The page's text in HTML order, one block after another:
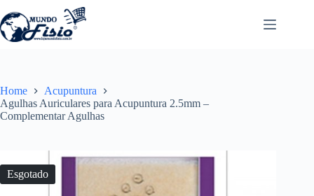
para
o
conteúdo
Home
Acupuntura
Agulhas Auriculares para Acupuntura 2.5mm –
Complementar Agulhas
Esgotado